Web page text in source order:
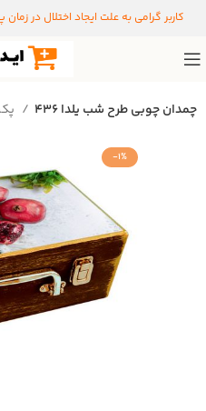
کاربر گرامی به علت ایجاد اختلال در
چمدان چوبی طرح شب یلدا ۴۳۶
-1%